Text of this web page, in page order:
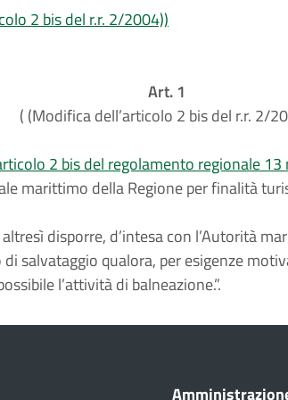
2 bis del r.r. 2/2004))
Art. 1
( (Modifica dell’articolo 2 bis del r.r. 2/
2 bis del regolamento regionale
marittimo della Regione per finalità
disporre, d’intesa con l’Autorità
salvataggio qualora, per esigenze
l’attività di balneazione.”.